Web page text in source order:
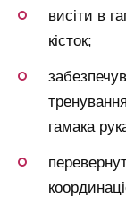
висіти в
кісток;
гамака